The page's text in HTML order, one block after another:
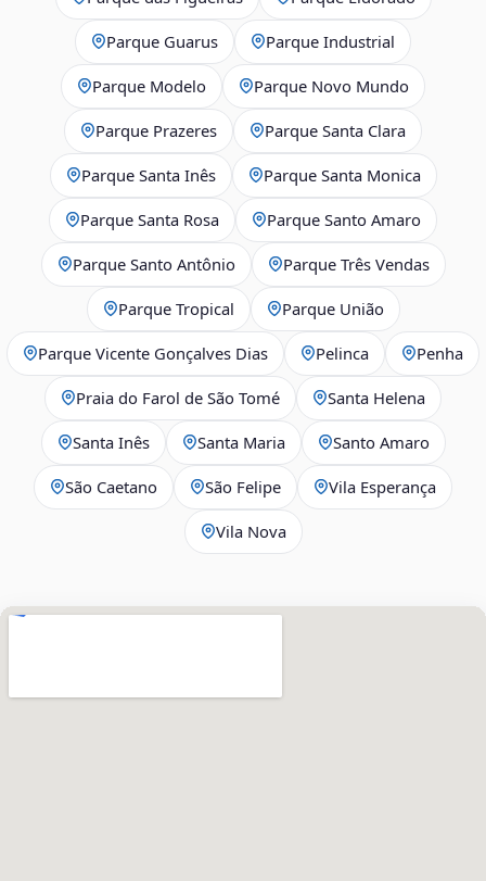
Parque Guarus Parque Industrial
Parque Modelo Parque Novo Mundo
Parque Prazeres Parque Santa Clara
Parque Santa Inês Parque Santa Monica
Parque Santa Rosa Parque Santo Amaro
Parque Santo Antônio Parque Três Vendas
Parque Tropical Parque União
Parque Vicente Gonçalves Dias Pelinca Penha
Praia do Farol de São Tomé Santa Helena
Santa Inês Santa Maria Santo Amaro
São Caetano São Felipe Vila Esperança
Vila Nova